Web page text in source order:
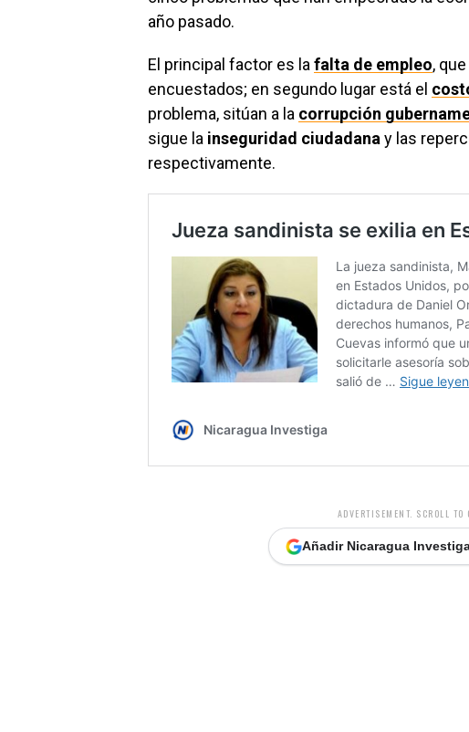
año pasado.
El principal factor es la falta de empleo,
encuestados; en segundo lugar está el
problema, sitúan a la corrupción
sigue la inseguridad ciudadana y las
respectivamente.
ADVERTISEMENT. SCROLL
Añadir Nicaragua